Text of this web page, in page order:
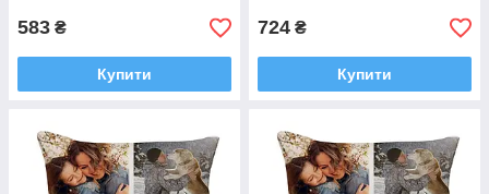
583 ₴
Купити
724 ₴
Купити